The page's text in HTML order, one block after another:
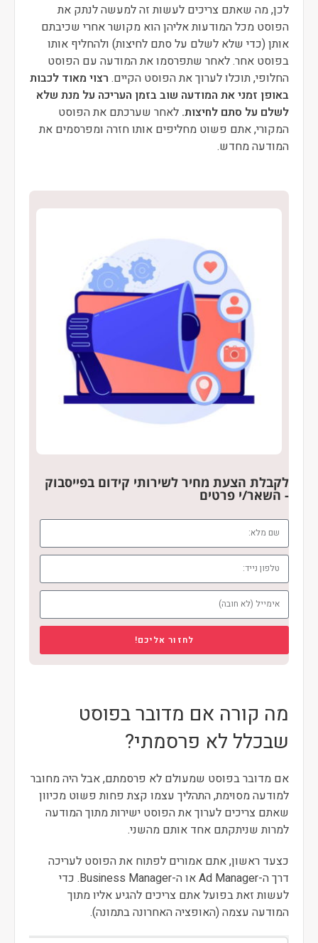
לכן, מה שאתם צריכים לעשות זה למעשה לנתק את
הפוסט מכל המודעות אליהן הוא מקושר אחרי שכיבתם
אותן (כדי שלא לשלם על סתם לחיצות) ולהחליף אותו
בפוסט אחר. לאחר שתפרסמו את המודעה עם הפוסט
החלופי, תוכלו לערוך את הפוסט הקיים. רצוי מאוד לכבות
באופן זמני את המודעה שוב בזמן העריכה על מנת שלא
לשלם על סתם לחיצות.לאחר שערכתם את הפוסט
המקורי, אתם פשוט מחליפים אותו חזרה ומפרסמים את
המודעה מחדש.
לקבלת הצעת מחיר לשירותי קידום בפייסבוק
- השאר/י פרטים
לחזור אליכם!
מה קורה אם מדובר בפוסט
שבכלל לא פרסמתי?
אם מדובר בפוסט שמעולם לא פרסמתם, אבל היה מחובר
למודעה מסוימת, התהליך עצמו קצת פחות פשוט מכיוון
שאתם צריכים לערוך את הפוסט ישירות מתוך המודעה
למרות שניתקתם אחד אותם מהשני.
כצעד ראשון, אתם אמורים לפתוח את הפוסט לעריכה
דרך ה-Ad Manager או ה-Business Manager. כדי
לעשות זאת בפועל אתם צריכים להגיע אליו מתוך
המודעה עצמה (האופציה האחרונה בתמונה).